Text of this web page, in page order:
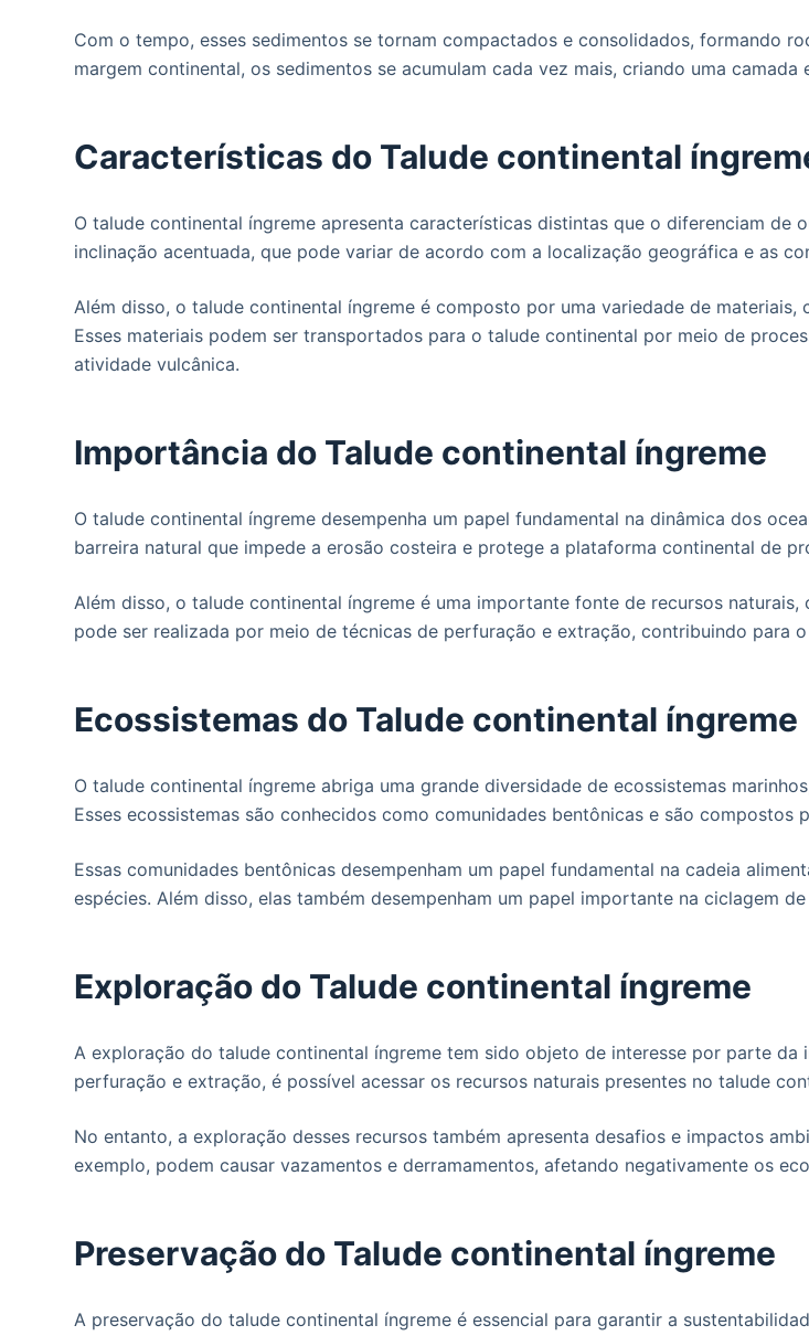
Com o tempo, esses sedimentos se tornam compactados e consolidados, formando
margem continental, os sedimentos se acumulam cada vez mais, criando uma
Características do Talude continental
O talude continental íngreme apresenta características distintas que o diferenciam
inclinação acentuada, que pode variar de acordo com a localização geográfica e as
Além disso, o talude continental íngreme é composto por uma variedade de
Esses materiais podem ser transportados para o talude continental por meio de
atividade vulcânica.
Importância do Talude continental íngreme
O talude continental íngreme desempenha um papel fundamental na dinâmica dos
barreira natural que impede a erosão costeira e protege a plataforma continental de
Além disso, o talude continental íngreme é uma importante fonte de recursos
pode ser realizada por meio de técnicas de perfuração e extração, contribuindo para
Ecossistemas do Talude continental íngreme
O talude continental íngreme abriga uma grande diversidade de ecossistemas
Esses ecossistemas são conhecidos como comunidades bentônicas e são
Essas comunidades bentônicas desempenham um papel fundamental na cadeia
espécies. Além disso, elas também desempenham um papel importante na ciclagem
Exploração do Talude continental íngreme
A exploração do talude continental íngreme tem sido objeto de interesse por parte
perfuração e extração, é possível acessar os recursos naturais presentes no talude
No entanto, a exploração desses recursos também apresenta desafios e impactos
exemplo, podem causar vazamentos e derramamentos, afetando negativamente os
Preservação do Talude continental íngreme
A preservação do talude continental íngreme é essencial para garantir a